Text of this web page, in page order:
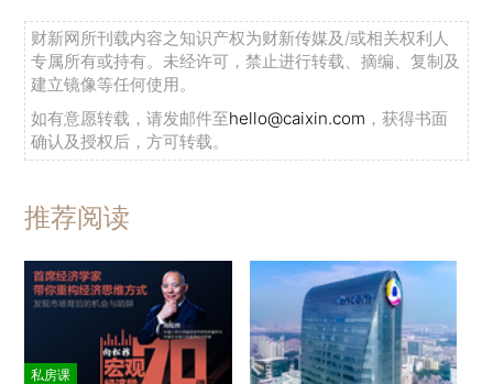
财新网所刊载内容之知识产权为财新传媒及/或相关权利人
专属所有或持有。未经许可，禁止进行转载、摘编、复制及
建立镜像等任何使用。
如有意愿转载，请发邮件至hello@caixin.com ，获得书面
确认及授权后，方可转载。
推荐阅读
私房课